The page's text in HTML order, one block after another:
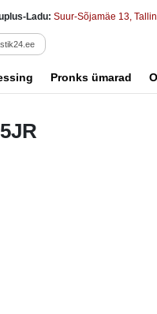
Ladu: Suur-Sõjamäe 13,
Pronks ümarad